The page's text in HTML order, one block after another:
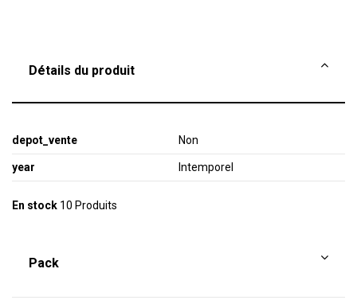
Détails du produit
depot_vente Non
year Intemporel
En stock 10 Produits
Pack